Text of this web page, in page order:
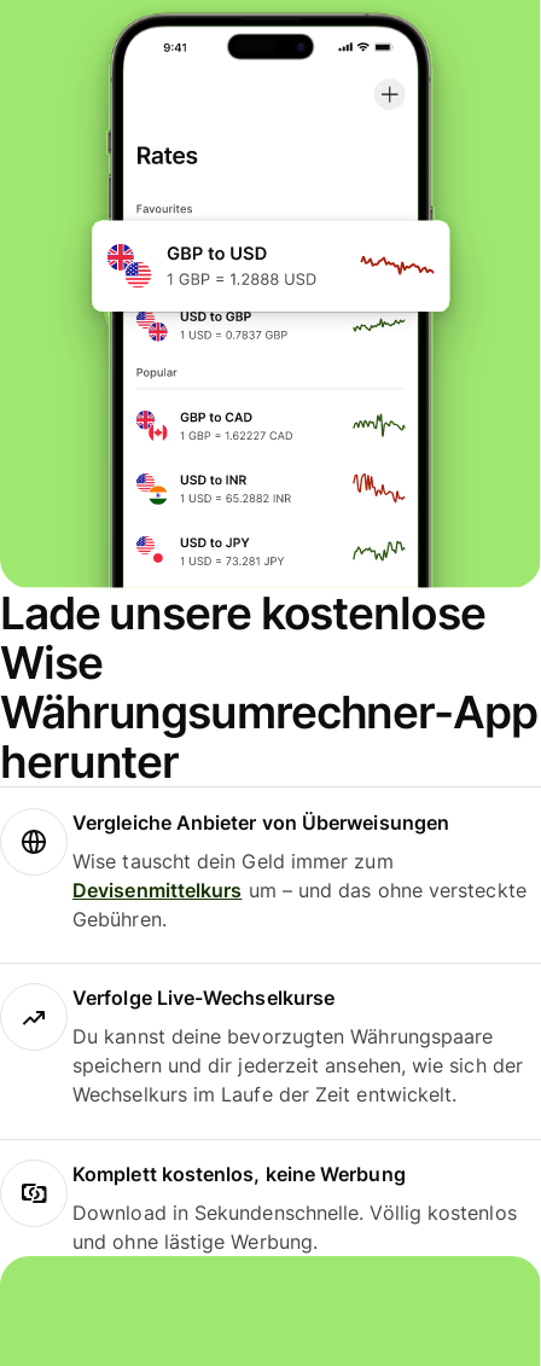
Lade unsere kostenlose
Wise
Währungsumrechner-App
herunter
Vergleiche Anbieter von Überweisungen
Wise tauscht dein Geld immer zum
Devisenmittelkurs um – und das ohne versteckte
Gebühren.
Verfolge Live-Wechselkurse
Du kannst deine bevorzugten Währungspaare
speichern und dir jederzeit ansehen, wie sich der
Wechselkurs im Laufe der Zeit entwickelt.
Komplett kostenlos, keine Werbung
Download in Sekundenschnelle. Völlig kostenlos
und ohne lästige Werbung.